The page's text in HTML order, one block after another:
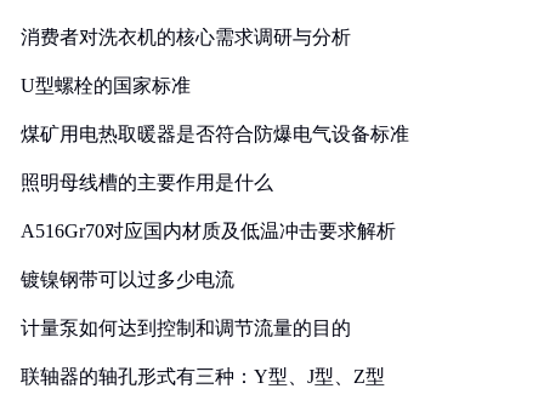
消费者对洗衣机的核心需求调研与分析
U型螺栓的国家标准
煤矿用电热取暖器是否符合防爆电气设备标准
照明母线槽的主要作用是什么
A516Gr70对应国内材质及低温冲击要求解析
镀镍钢带可以过多少电流
计量泵如何达到控制和调节流量的目的
联轴器的轴孔形式有三种：Y型、J型、Z型